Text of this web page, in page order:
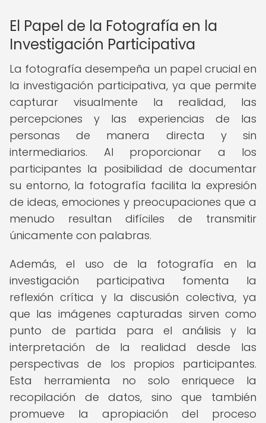
El Papel de la Fotografía en la
Investigación Participativa
La fotografía desempeña un papel crucial en
la investigación participativa, ya que permite
capturar visualmente la realidad, las
percepciones y las experiencias de las
personas de manera directa y sin
intermediarios. Al proporcionar a los
participantes la posibilidad de documentar
su entorno, la fotografía facilita la expresión
de ideas, emociones y preocupaciones que a
menudo resultan difíciles de transmitir
únicamente con palabras.
Además, el uso de la fotografía en la
investigación participativa fomenta la
reflexión crítica y la discusión colectiva, ya
que las imágenes capturadas sirven como
punto de partida para el análisis y la
interpretación de la realidad desde las
perspectivas de los propios participantes.
Esta herramienta no solo enriquece la
recopilación de datos, sino que también
promueve la apropiación del proceso